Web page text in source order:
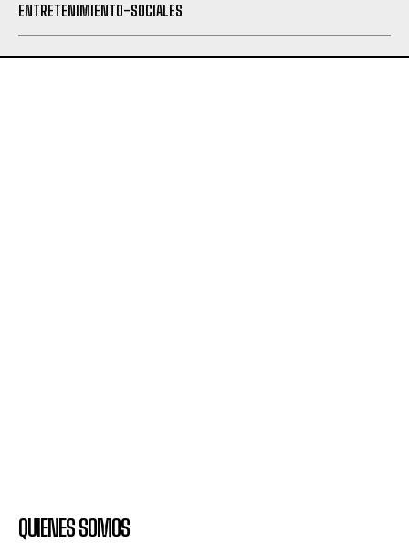
ENTRETENIMIENTO-SOCIALES
QUIENES SOMOS